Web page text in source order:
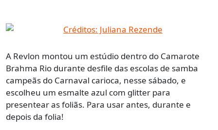
A Revlon montou um estúdio dentro do Camarote
Brahma Rio durante desfile das escolas de samba
campeãs do Carnaval carioca, nesse sábado, e
escolheu um esmalte azul com glitter para
presentear as foliãs. Para usar antes, durante e
depois da folia!